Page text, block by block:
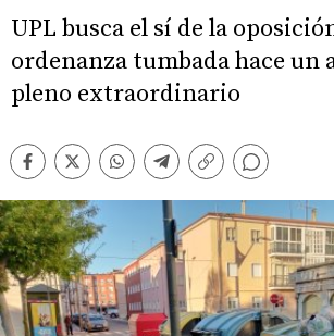
UPL busca el sí de la
ordenanza tumbada hace un
pleno extraordinario
Facebook
TwitterWhatsappTelegram
Copiar
Comentarios